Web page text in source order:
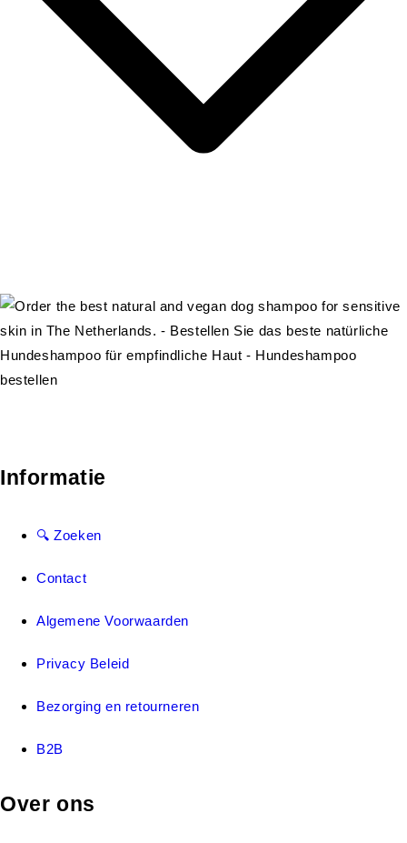
Informatie
🔍 Zoeken
Contact
Algemene Voorwaarden
Privacy Beleid
Bezorging en retourneren
B2B
Over ons